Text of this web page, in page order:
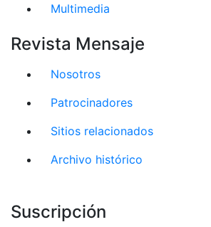
Multimedia
Revista Mensaje
Nosotros
Patrocinadores
Sitios relacionados
Archivo histórico
Suscripción